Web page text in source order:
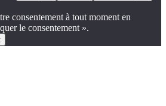
consentement à tout moment en
le consentement ».